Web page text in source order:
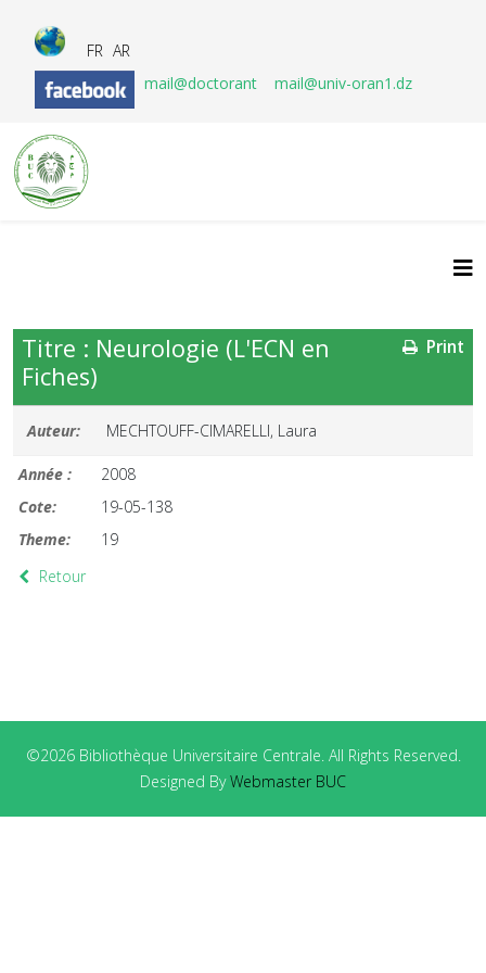
FR AR
mail@doctorant
mail@univ-oran1.dz
Print
Titre : Neurologie (L'ECN en
Fiches)
Auteur: MECHTOUFF-CIMARELLI, Laura
Année :
2008
Cote:
19-05-138
Theme:
19
Retour
©2026 Bibliothèque Universitaire Centrale. All Rights Reserved.
Designed ByWebmaster BUC